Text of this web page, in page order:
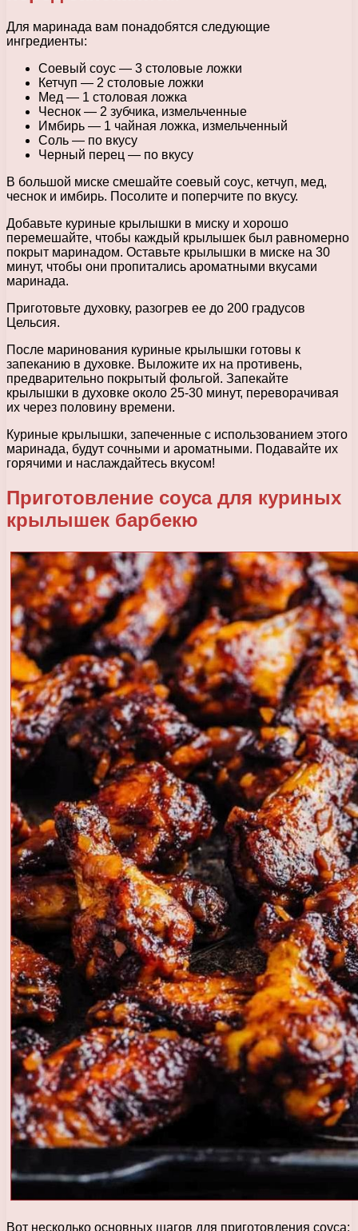
Для маринада вам понадобятся следующие
ингредиенты:
Соевый соус — 3 столовые ложки
Кетчуп — 2 столовые ложки
Мед — 1 столовая ложка
Чеснок — 2 зубчика, измельченные
Имбирь — 1 чайная ложка, измельченный
Соль — по вкусу
Черный перец — по вкусу
В большой миске смешайте соевый соус, кетчуп, мед,
чеснок и имбирь. Посолите и поперчите по вкусу.
Добавьте куриные крылышки в миску и хорошо
перемешайте, чтобы каждый крылышек был равномерно
покрыт маринадом. Оставьте крылышки в миске на 30
минут, чтобы они пропитались ароматными вкусами
маринада.
Приготовьте духовку, разогрев ее до 200 градусов
Цельсия.
После маринования куриные крылышки готовы к
запеканию в духовке. Выложите их на противень,
предварительно покрытый фольгой. Запекайте
крылышки в духовке около 25-30 минут, переворачивая
их через половину времени.
Куриные крылышки, запеченные с использованием этого
маринада, будут сочными и ароматными. Подавайте их
горячими и наслаждайтесь вкусом!
Приготовление соуса для куриных
крылышек барбекю
Вот несколько основных шагов для приготовления соуса: